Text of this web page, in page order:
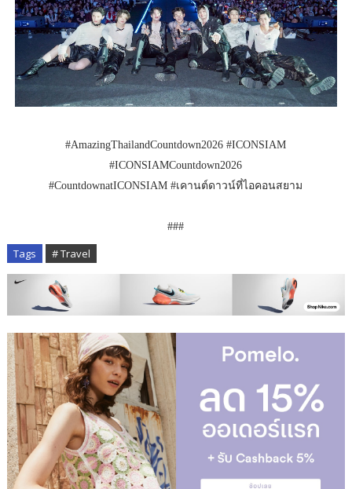
#AmazingThailandCountdown2026 #ICONSIAM
#ICONSIAMCountdown2026
#CountdownatICONSIAM #เคานต์ดาวน์ที่ไอคอนสยาม
###
Tags # Travel